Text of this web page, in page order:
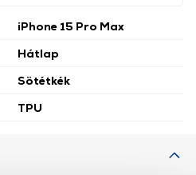
iPhone 15 Pro Max
Hátlap
Sötétkék
TPU